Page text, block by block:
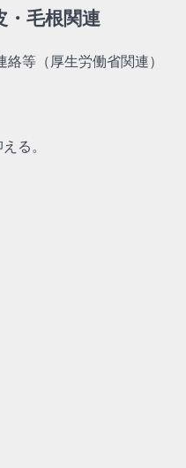
・毛根関連
等（厚生労働省関連）
る。